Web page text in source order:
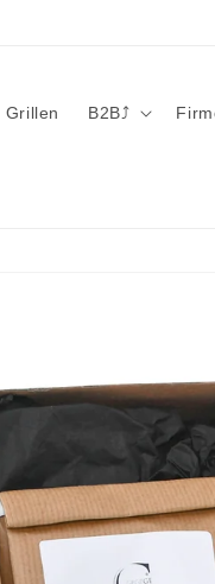
Grillen B2B⤴︎